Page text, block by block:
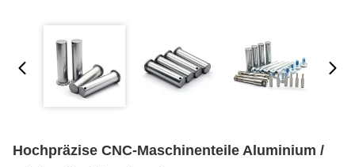
Hochpräzise CNC-Maschinenteile Aluminium /